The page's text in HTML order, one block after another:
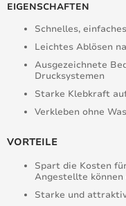
EIGENSCHAFTEN
Schnelles,
Leichtes Ablösen
Ausgezeichnete
Drucksystemen
Starke Klebkraft
Verkleben ohne
VORTEILE
Spart die Kosten
Angestellte
Starke und